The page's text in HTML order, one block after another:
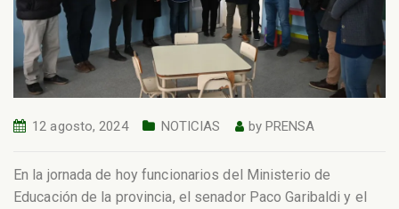
12 agosto, 2024 NOTICIAS by PRENSA
En la jornada de hoy funcionarios del Ministerio de
Educación de la provincia, el senador Paco Garibaldi y el